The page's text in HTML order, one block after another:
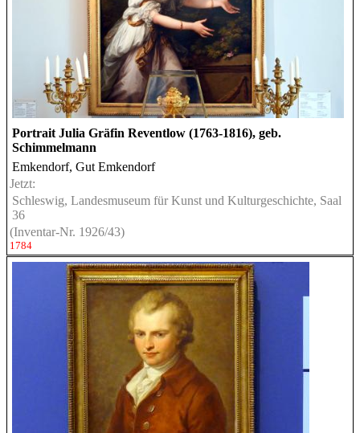
Portrait Julia Gräfin Reventlow (1763-1816), geb.
Schimmelmann
Emkendorf, Gut Emkendorf
Jetzt:
Schleswig, Landesmuseum für Kunst und Kulturgeschichte, Saal
36
(Inventar-Nr. 1926/43)
1784